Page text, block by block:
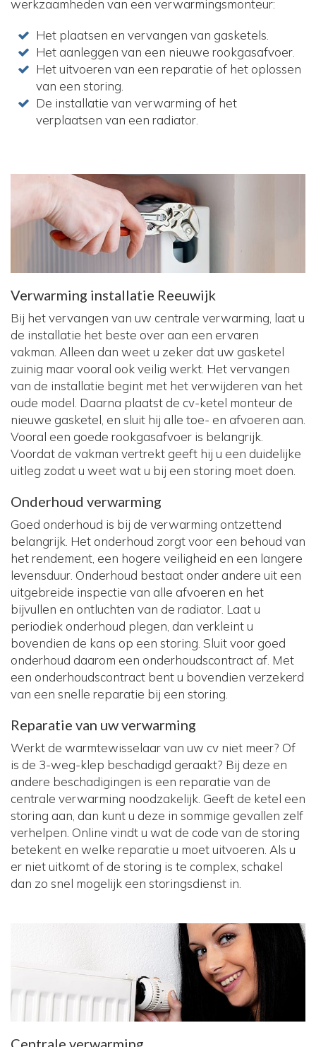
werkzaamheden van een verwarmingsmonteur:
Het plaatsen en vervangen van gasketels.
Het aanleggen van een nieuwe rookgasafvoer.
Het uitvoeren van een reparatie of het oplossen
van een storing.
De installatie van verwarming of het
verplaatsen van een radiator.
Verwarming installatie Reeuwijk
Bij het vervangen van uw centrale verwarming, laat u
de installatie het beste over aan een ervaren
vakman. Alleen dan weet u zeker dat uw gasketel
zuinig maar vooral ook veilig werkt. Het vervangen
van de installatie begint met het verwijderen van het
oude model. Daarna plaatst de cv-ketel monteur de
nieuwe gasketel, en sluit hij alle toe- en afvoeren aan.
Vooral een goede rookgasafvoer is belangrijk.
Voordat de vakman vertrekt geeft hij u een duidelijke
uitleg zodat u weet wat u bij een storing moet doen.
Onderhoud verwarming
Goed onderhoud is bij de verwarming ontzettend
belangrijk. Het onderhoud zorgt voor een behoud van
het rendement, een hogere veiligheid en een langere
levensduur. Onderhoud bestaat onder andere uit een
uitgebreide inspectie van alle afvoeren en het
bijvullen en ontluchten van de radiator. Laat u
periodiek onderhoud plegen, dan verkleint u
bovendien de kans op een storing. Sluit voor goed
onderhoud daarom een onderhoudscontract af. Met
een onderhoudscontract bent u bovendien verzekerd
van een snelle reparatie bij een storing.
Reparatie van uw verwarming
Werkt de warmtewisselaar van uw cv niet meer? Of
is de 3-weg-klep beschadigd geraakt? Bij deze en
andere beschadigingen is een reparatie van de
centrale verwarming noodzakelijk. Geeft de ketel een
storing aan, dan kunt u deze in sommige gevallen zelf
verhelpen. Online vindt u wat de code van de storing
betekent en welke reparatie u moet uitvoeren. Als u
er niet uitkomt of de storing is te complex, schakel
dan zo snel mogelijk een storingsdienst in.
Centrale verwarming